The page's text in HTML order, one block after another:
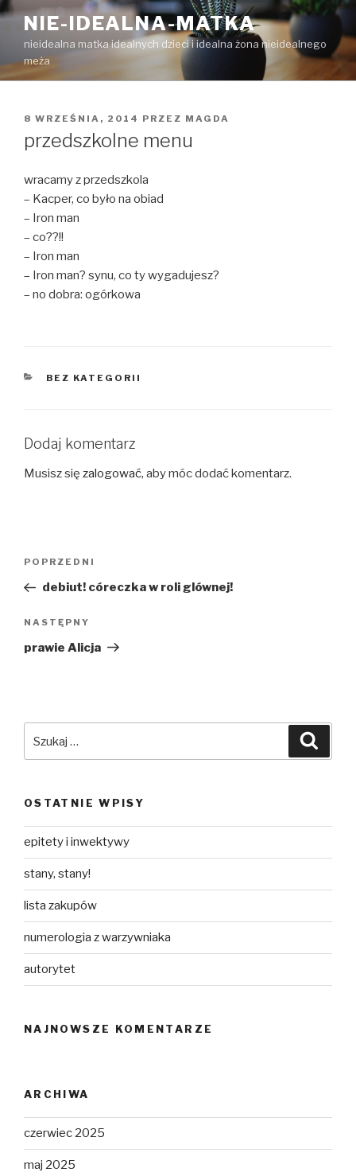
Przejdź
treści
NIE-IDEALNA-MATKA
nieidealna matka idealnych dzieci i idealna żona nieidealnego
meża
OPUBLIKOWANE
8 WRZEŚNIA, 2014 PRZEZ MAGDA
przedszkolne menu
wracamy z przedszkola
– Kacper, co było na obiad
– Iron man
– co??!!
– Iron man
– Iron man? synu, co ty wygadujesz?
– no dobra: ogórkowa
KATEGORIE
BEZ KATEGORII
Dodaj komentarz
Musisz się zalogować, aby móc dodać komentarz.
Poprzedni
wpis
POPRZEDNI
debiut! córeczka w roli glównej!
Następny
wpis
NASTĘPNY
prawie Alicja
OSTATNIE WPISY
epitety i inwektywy
stany, stany!
lista zakupów
numerologia z warzywniaka
autorytet
NAJNOWSZE KOMENTARZE
ARCHIWA
czerwiec 2025
maj 2025